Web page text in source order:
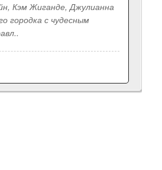
Кэм Жиганде, Джулианна
городка с чудесным